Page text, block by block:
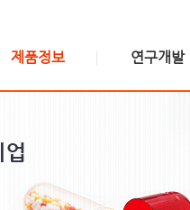
제품정보 연구개발
제품소개